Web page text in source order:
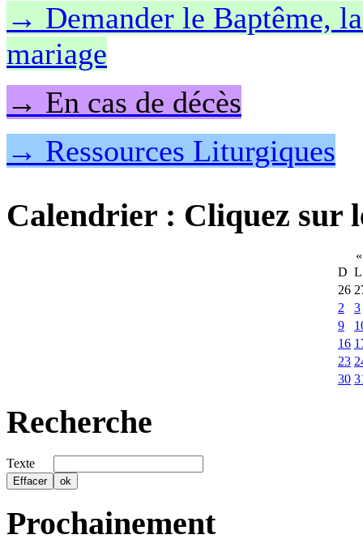
→ Demander le Baptême,
mariage
→ En cas de décès
→ Ressources Liturgiques
Calendrier : Cliquez sur
«
D L
26
2
3
9
16
23
30
Recherche
Texte
Prochainement